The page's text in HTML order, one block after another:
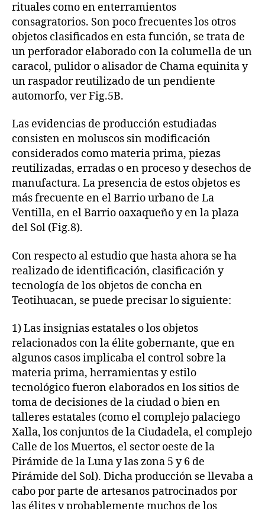
rituales como en enterramientos
consagratorios. Son poco frecuentes los otros
objetos clasificados en esta función, se trata de
un perforador elaborado con la columella de un
caracol, pulidor o alisador de Chama equinita y
un raspador reutilizado de un pendiente
automorfo, ver Fig.5B.
Las evidencias de producción estudiadas
consisten en moluscos sin modificación
considerados como materia prima, piezas
reutilizadas, erradas o en proceso y desechos de
manufactura. La presencia de estos objetos es
más frecuente en el Barrio urbano de La
Ventilla, en el Barrio oaxaqueño y en la plaza
del Sol (Fig.8).
Con respecto al estudio que hasta ahora se ha
realizado de identificación, clasificación y
tecnología de los objetos de concha en
Teotihuacan, se puede precisar lo siguiente:
1) Las insignias estatales o los objetos
relacionados con la élite gobernante, que en
algunos casos implicaba el control sobre la
materia prima, herramientas y estilo
tecnológico fueron elaborados en los sitios de
toma de decisiones de la ciudad o bien en
talleres estatales (como el complejo palaciego
Xalla, los conjuntos de la Ciudadela, el complejo
Calle de los Muertos, el sector oeste de la
Pirámide de la Luna y las zona 5 y 6 de
Pirámide del Sol). Dicha producción se llevaba a
cabo por parte de artesanos patrocinados por